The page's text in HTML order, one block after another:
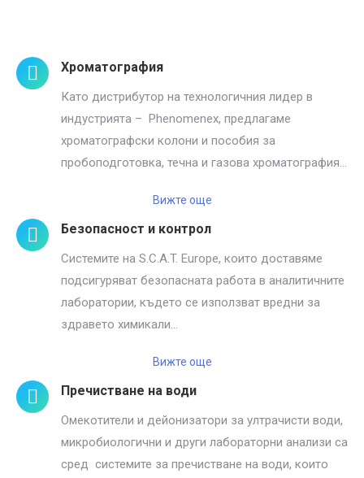
Хроматография
Като дистрибутор на технологичния лидер в
индустрията – Phenomenex, предлагаме
хроматографски колони и пособия за
пробоподготовка, течна и газова хроматография…
Вижте още
Безопасност и контрол
Системите на S.C.A.T. Europe, които доставяме
подсигуряват безопасната работа в аналитичните
лаборатории, където се използват вредни за
здравето химикали…
Вижте още
Пречистване на води
Омекотители и дейонизатори за ултрачисти води,
микробиологични и други лабораторни анализи са
сред системите за пречистване на води, които